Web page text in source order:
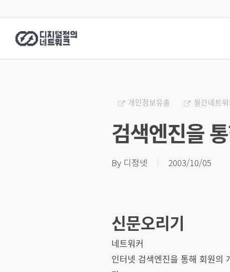
main
개인정보유출 월간네트
검색엔진을
By 디정넷 2003/10/05
신문오리기
네트워커
인터넷 검색엔진을 통해 회원의